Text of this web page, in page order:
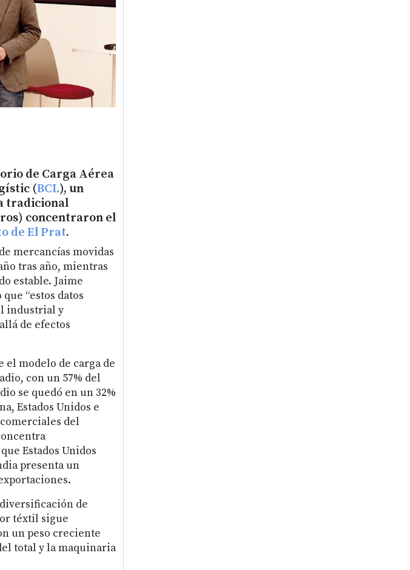
de Carga Aérea
(BCL), un
tradicional
concentraron el
de El Prat.
mercancías movidas
tras año, mientras
estable. Jaime
“estos datos
industrial y
de efectos
el modelo de carga de
con un 57% del
se quedó en un 32%
Estados Unidos e
del
Estados Unidos
presenta un
de
téxtil sigue
un peso creciente
total y la maquinaria